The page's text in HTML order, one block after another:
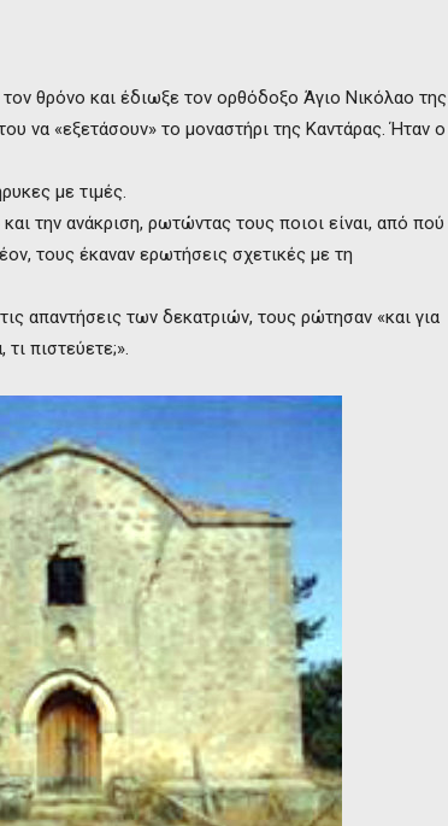
θρόνο και έδιωξε τον ορθόδοξο Άγιο Νικόλαο της
να «εξετάσουν» το μοναστήρι της Καντάρας. Ήταν ο
με τιμές.
την ανάκριση, ρωτώντας τους ποιοι είναι, από πού
τους έκαναν ερωτήσεις σχετικές με τη
απαντήσεις των δεκατριών, τους ρώτησαν «και για
πιστεύετε;».